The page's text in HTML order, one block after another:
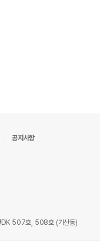
니다.
명시된 경우, 해당
공지사항
DK 507호, 508호 (가산동)